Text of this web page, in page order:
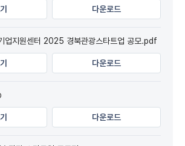
다운로드
업지원센터 2025 경북관광스타트업 공모.pdf
다운로드
다운로드